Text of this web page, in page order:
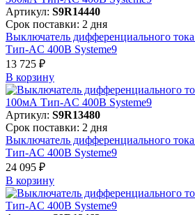
Артикул: S9R14440
Срок поставки: 2 дня
Выключатель дифференциального
Тип-AC 400В Systeme9
13 725 ₽
В корзинy
Артикул: S9R13480
Срок поставки: 2 дня
Выключатель дифференциального
Тип-AC 400В Systeme9
24 095 ₽
В корзинy